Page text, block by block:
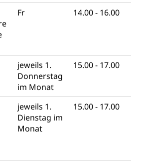
Fr 14.00 - 16.00
jeweils 1.
Donnerstag
im Monat
15.00 - 17.00
jeweils 1.
Dienstag im
Monat
15.00 - 17.00
Landesbibliothek
Luzern
Hochschulbibliothek
der Denkmalpflege
Kultur
(Luzern Tourismus)
Denkmalpflege,
Kulturerbe, kulturelles Erbe,
Vermittlung, Selektive
Kulturpreis,
Recherche,
Kunst, Theater/Tanz,
Programmbeiträge,
Förderfonds,
Kunst und Bau, Schule